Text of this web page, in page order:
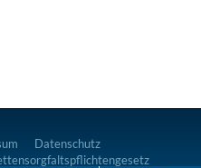
Datenschutz